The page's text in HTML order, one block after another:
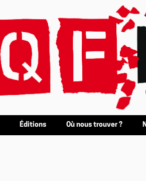
Éditions Où nous trouver ?